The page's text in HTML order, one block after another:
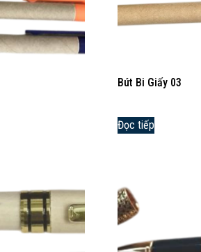
Bút Bi Giấy 03
Đọc tiếp